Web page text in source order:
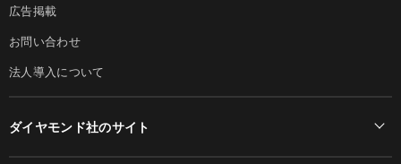
広告掲載
お問い合わせ
法人導入について
ダイヤモンド社のサイト